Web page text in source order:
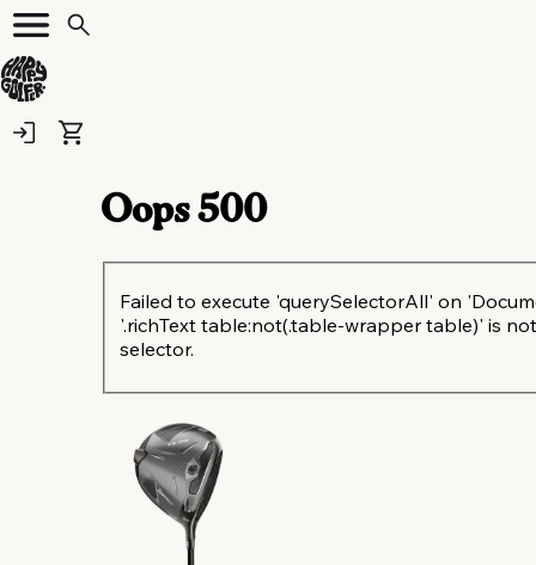
Oops500
Failed to execute 'querySelectorAll' on
'.richText table:not(.table-wrapper table)' is
selector.